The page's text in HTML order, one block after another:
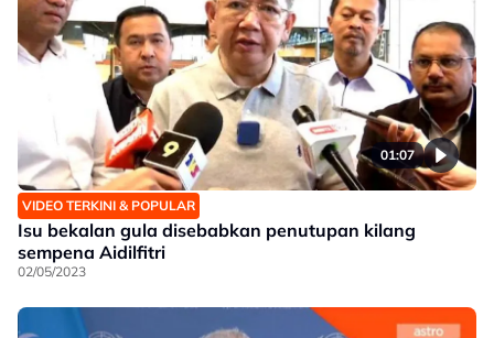
01:07
VIDEO TERKINI & POPULAR
Isu bekalan gula disebabkan penutupan kilang
sempena Aidilfitri
02/05/2023